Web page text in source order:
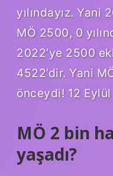
yılındayız. Yani
MÖ 2500, 0
2022’ye 2500
4522’dir. Yani
önceydi! 12
MÖ 2 bin
yaşadı?